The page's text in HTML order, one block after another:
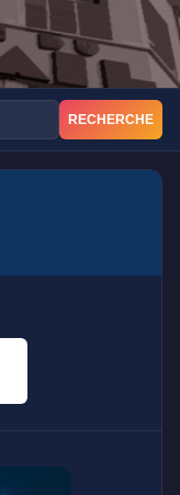
RECHERCHE